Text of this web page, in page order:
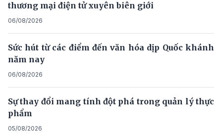
thương mại điện tử xuyên biên giới
06/08/2026
Sức hút từ các điểm đến văn hóa dịp Quốc khánh
năm nay
06/08/2026
Sự thay đổi mang tính đột phá trong quản lý thực
phẩm
05/08/2026